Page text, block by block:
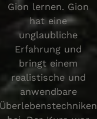
Gion lernen. Gion
hat eine
unglaubliche
Erfahrung und
bringt einem
realistische und
anwendbare
Überlebenstechniken